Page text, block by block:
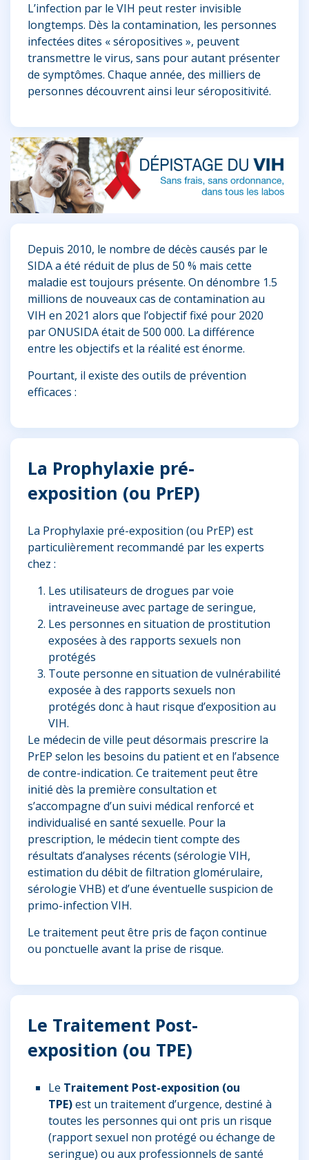
L’infection par le VIH peut rester invisible
longtemps. Dès la contamination, les personnes
infectées dites « séropositives », peuvent
transmettre le virus, sans pour autant présenter
de symptômes. Chaque année, des milliers de
personnes découvrent ainsi leur séropositivité.
Depuis 2010, le nombre de décès causés par le
SIDA a été réduit de plus de 50 % mais cette
maladie est toujours présente. On dénombre 1.5
millions de nouveaux cas de contamination au
VIH en 2021 alors que l’objectif fixé pour 2020
par ONUSIDA était de 500 000. La différence
entre les objectifs et la réalité est énorme.
Pourtant, il existe des outils de prévention
efficaces :
La Prophylaxie pré-
exposition (ou PrEP)
La Prophylaxie pré-exposition (ou PrEP) est
particulièrement recommandé par les experts
chez :
Les utilisateurs de drogues par voie
intraveineuse avec partage de seringue,
Les personnes en situation de prostitution
exposées à des rapports sexuels non
protégés
Toute personne en situation de vulnérabilité
exposée à des rapports sexuels non
protégés donc à haut risque d’exposition au
VIH.
Le médecin de ville peut désormais prescrire la
PrEP selon les besoins du patient et en l’absence
de contre-indication. Ce traitement peut être
initié dès la première consultation et
s’accompagne d’un suivi médical renforcé et
individualisé en santé sexuelle. Pour la
prescription, le médecin tient compte des
résultats d’analyses récents (sérologie VIH,
estimation du débit de filtration glomérulaire,
sérologie VHB) et d’une éventuelle suspicion de
primo-infection VIH.
Le traitement peut être pris de façon continue
ou ponctuelle avant la prise de risque.
Le Traitement Post-
exposition (ou TPE)
Le Traitement Post-exposition (ou
TPE)est un traitement d’urgence, destiné à
toutes les personnes qui ont pris un risque
(rapport sexuel non protégé ou échange de
seringue) ou aux professionnels de santé